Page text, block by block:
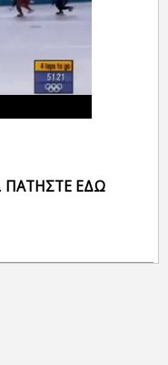
ΠΑΤΗΣΤΕ ΕΔΩ